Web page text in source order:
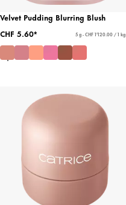
Velvet Pudding Blurring Blush
CHF 5.60*
5 g - CHF 1'120.00 / 1 kg